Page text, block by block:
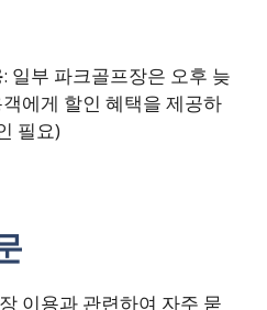
: 일부 파크골프장은 오후 늦
에게 할인 혜택을 제공하
필요)
이용과 관련하여 자주 묻